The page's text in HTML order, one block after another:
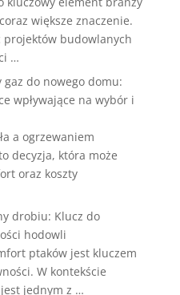
większe znaczenie.
projektów budowlanych
…
gaz do nowego domu:
wpływające na wybór i
a ogrzewaniem
decyzja, która może
oraz koszty
drobiu: Klucz do
hodowli
ptaków jest kluczem
W kontekście
jednym z …